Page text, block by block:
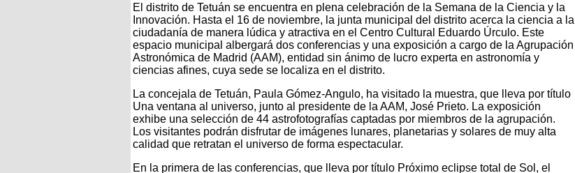
El distrito de Tetuán se encuentra en plena celebración de la Semana de la Ciencia y la
Innovación. Hasta el 16 de noviembre, la junta municipal del distrito acerca la ciencia a la
ciudadanía de manera lúdica y atractiva en el Centro Cultural Eduardo Úrculo. Este
espacio municipal albergará dos conferencias y una exposición a cargo de la Agrupación
Astronómica de Madrid (AAM), entidad sin ánimo de lucro experta en astronomía y
ciencias afines, cuya sede se localiza en el distrito.
La concejala de Tetuán, Paula Gómez‑Angulo, ha visitado la muestra, que lleva por título
Una ventana al universo, junto al presidente de la AAM, José Prieto. La exposición
exhibe una selección de 44 astrofotografías captadas por miembros de la agrupación.
Los visitantes podrán disfrutar de imágenes lunares, planetarias y solares de muy alta
calidad que retratan el universo de forma espectacular.
En la primera de las conferencias, que lleva por título Próximo eclipse total de Sol, el